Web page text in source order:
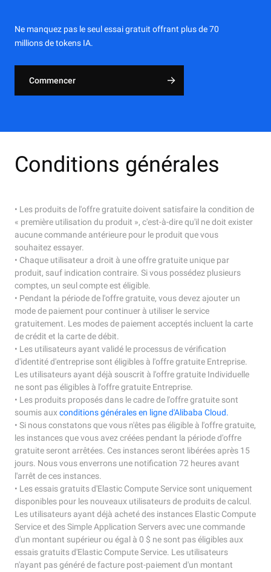
Ne manquez pas le seul essai gratuit offrant plus de 70
millions de tokens IA.
Commencer
Conditions générales
• Les produits de l'offre gratuite doivent satisfaire la condition de
« première utilisation du produit », c'est-à-dire qu'il ne doit exister
aucune commande antérieure pour le produit que vous
souhaitez essayer.
• Chaque utilisateur a droit à une offre gratuite unique par
produit, sauf indication contraire. Si vous possédez plusieurs
comptes, un seul compte est éligible.
• Pendant la période de l'offre gratuite, vous devez ajouter un
mode de paiement pour continuer à utiliser le service
gratuitement. Les modes de paiement acceptés incluent la carte
de crédit et la carte de débit.
• Les utilisateurs ayant validé le processus de vérification
d'identité d'entreprise sont éligibles à l'offre gratuite Entreprise.
Les utilisateurs ayant déjà souscrit à l'offre gratuite Individuelle
ne sont pas éligibles à l'offre gratuite Entreprise.
• Les produits proposés dans le cadre de l'offre gratuite sont
soumis auxconditions générales en ligne d'Alibaba Cloud.
• Si nous constatons que vous n'êtes pas éligible à l'offre gratuite,
les instances que vous avez créées pendant la période d'offre
gratuite seront arrêtées. Ces instances seront libérées après 15
jours. Nous vous enverrons une notification 72 heures avant
l'arrêt de ces instances.
• Les essais gratuits d'Elastic Compute Service sont uniquement
disponibles pour les nouveaux utilisateurs de produits de calcul.
Les utilisateurs ayant déjà acheté des instances Elastic Compute
Service et des Simple Application Servers avec une commande
d'un montant supérieur ou égal à 0 $ ne sont pas éligibles aux
essais gratuits d'Elastic Compute Service. Les utilisateurs
n'ayant pas généré de facture post-paiement d'un montant